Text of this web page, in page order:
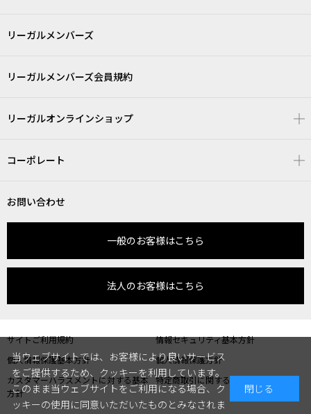
リーガルメンバーズ
リーガルメンバーズ会員規約
リーガルオンラインショップ
コーポレート
お問い合わせ
一般のお客様はこちら
法人のお客様はこちら
サイトご利用規約
情報セキュリティ基本方針
個人情報保護基本方針
個人情報保護方針
カスタマーハラスメントに対する基本
方針
特定商取引に関する表記
当ウェブサイトでは、お客様により良いサービス
をご提供するため、クッキーを利用しています。
このまま当ウェブサイトをご利用になる場合、ク
ッキーの使用に同意いただいたものとみなされま
閉じる